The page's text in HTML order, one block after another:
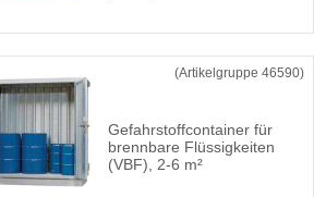
(Artikelgruppe 46590)
Gefahrstoffcontainer für
brennbare Flüssigkeiten
(VBF), 2-6 m²